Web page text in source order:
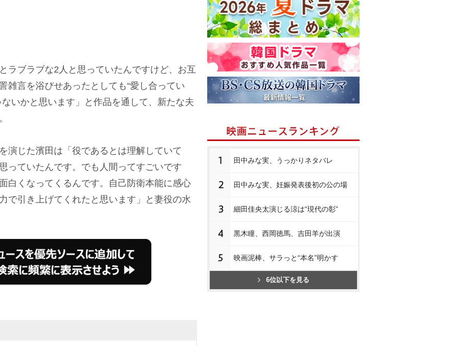
ラブラブな2人と思っていたんですけど、お互
雑言を浴びせあったとしても“愛し合ってい
いかと思います」と作品を通して、新たな夫
演じた濱田は「役であるとは理解していて
ていたんです。でも人間ってすごいです
白くなってくるんです。自己防衛本能に感心
で引き上げてくれたと思います」と妻役の水
1 田中みな実、うっかりネタバレ
2 田中みな実、妊娠発表後初の公の場
3 細田佳央太演じる涼は“現代の彰”
4 黒木瞳、西岡徳馬、吉田羊が出演
5 映画泥棒、サラっと“本名”明かす
6位以下を見る